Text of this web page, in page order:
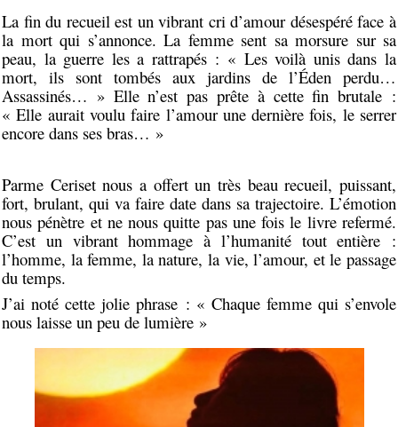
La fin du recueil est un vibrant cri d’amour désespéré face à
la mort qui s’annonce. La femme sent sa morsure sur sa
peau, la guerre les a rattrapés : « Les voilà unis dans la
mort, ils sont tombés aux jardins de l’Éden perdu…
Assassinés… » Elle n’est pas prête à cette fin brutale :
« Elle aurait voulu faire l’amour une dernière fois, le serrer
encore dans ses bras… »
Parme Ceriset nous a offert un très beau recueil, puissant,
fort, brulant, qui va faire date dans sa trajectoire. L’émotion
nous pénètre et ne nous quitte pas une fois le livre refermé.
C’est un vibrant hommage à l’humanité tout entière :
l’homme, la femme, la nature, la vie, l’amour, et le passage
du temps.
J’ai noté cette jolie phrase : « Chaque femme qui s’envole
nous laisse un peu de lumière »